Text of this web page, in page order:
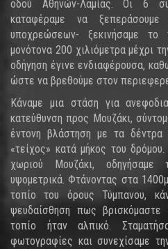
οδού Αθηνών-Λαμίας. Οι 6
καταφέραμε να ξεπεράσουμε
υποχρεώσεων- ξεκινήσαμε το
μονότονα 200 χιλιόμετρα μέχρι
οδήγηση έγινε ενδιαφέρουσα,
ώστε να βρεθούμε στον
Κάναμε μια στάση για
κατεύθυνση προς Μουζάκι,
έντονη βλάστηση με τα δέντρα
«τείχος» κατά μήκος του
χωριού Μουζάκι,
υψομετρικά. Φτάνοντας στα
τοπίο του όρους Τύμπανου,
ψευδαίσθηση πως
τοπίο ήταν αλπικό.
φωτογραφίες και συνεχίσαμε